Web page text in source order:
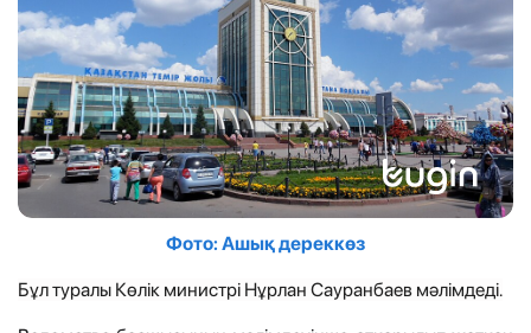
Фото: Ашық дереккөз
Бұл туралы Көлік министрі Нұрлан Сауранбаев мәлімдеді.